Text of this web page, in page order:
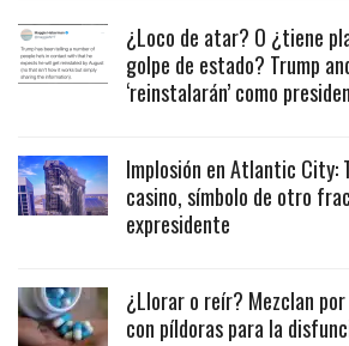
¿Loco de atar? O ¿tiene
golpe de estado? Trump
‘reinstalarán’ como
Implosión en Atlantic City:
casino, símbolo de otro
expresidente
¿Llorar o reír? Mezclan
con píldoras para la